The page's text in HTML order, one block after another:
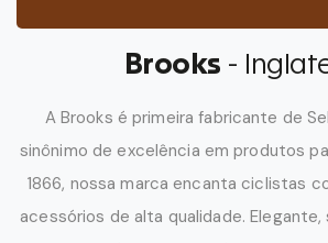
Brooks -
A Brooks é primeira fabricante de
sinônimo de excelência em produtos
1866, nossa marca encanta ciclistas
acessórios de alta qualidade.